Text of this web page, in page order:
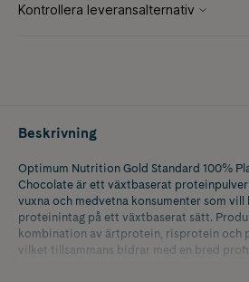
Beskrivning
Optimum Nutrition Gold Standard 100%
Chocolate är ett växtbaserat
vuxna och medvetna konsumenter som
proteinintag på ett växtbaserat sätt.
kombination av ärtprotein, risprotein och
vilket tillsammans bidrar med en bred